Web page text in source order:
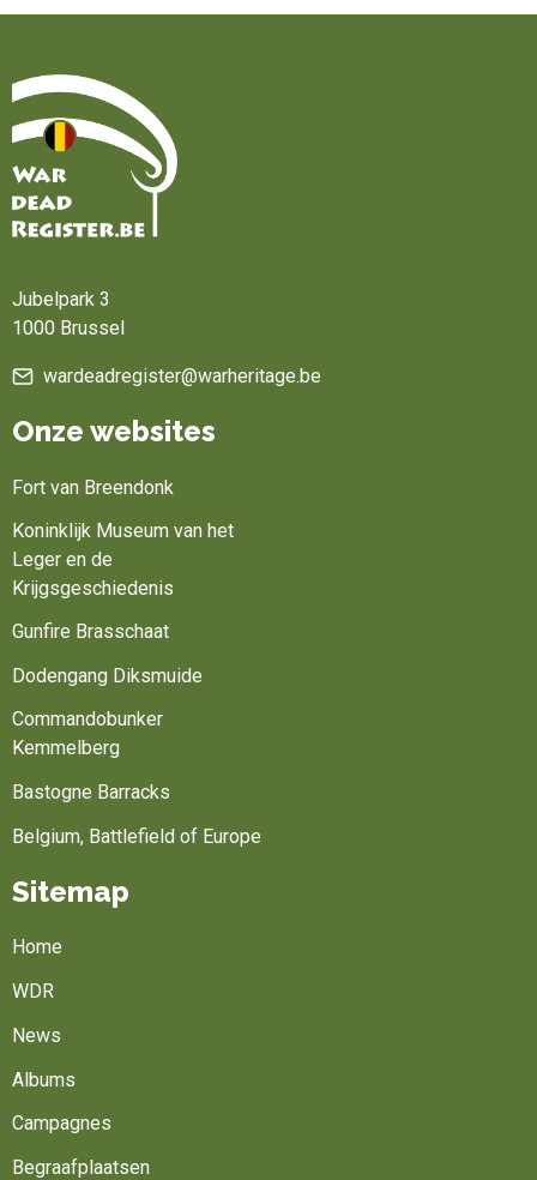
Jubelpark 3
1000 Brussel
wardeadregister@warheritage.be
Onze websites
Fort van Breendonk
Koninklijk Museum van het
Leger en de
Krijgsgeschiedenis
Gunfire Brasschaat
Dodengang Diksmuide
Commandobunker
Kemmelberg
Bastogne Barracks
Belgium, Battlefield of Europe
Sitemap
Home
WDR
News
Albums
Campagnes
Begraafplaatsen